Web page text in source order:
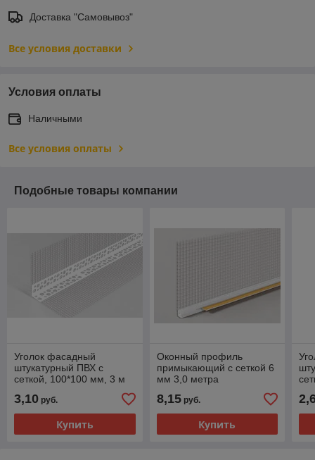
Доставка "Самовывоз"
Все условия доставки
Условия оплаты
Наличными
Все условия оплаты
Подобные товары компании
Уголок фасадный
штукатурный ПВХ с
сеткой, 100*100 мм, 3 м
3,10 руб.
Купить
Оконный профиль
примыкающий с сеткой 6
мм 3,0 метра
8,15руб.
Купить